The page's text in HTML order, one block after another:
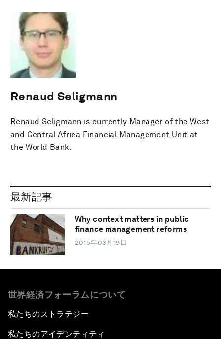
Renaud Seligmann
Renaud Seligmann is currently Manager of the West
and Central Africa Financial Management Unit at
the World Bank.
最新記事
Why context matters in public
finance management reforms
2015年03月19日
世界経済フォーラムについて
私たちのストラテジー
私たちのアイデンティティ